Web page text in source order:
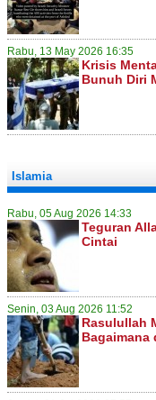
Rabu, 13 May 2026 16:35
Krisis
Bunuh Diri
Islamia
Rabu, 05 Aug 2026 14:33
Teguran
Cintai
Senin, 03 Aug 2026 11:52
Rasulullah
Bagaimana